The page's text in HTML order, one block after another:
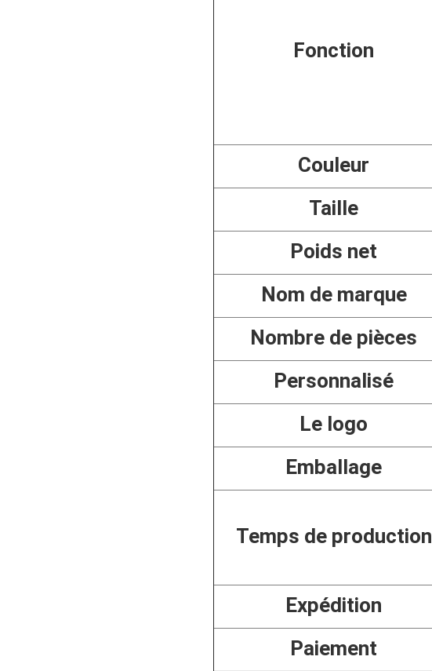
Fonction
Couleur
Taille
Poids net
Nom de marque
Nombre de pièces
Personnalisé
Le logo
Emballage
Temps de production
Expédition
Paiement